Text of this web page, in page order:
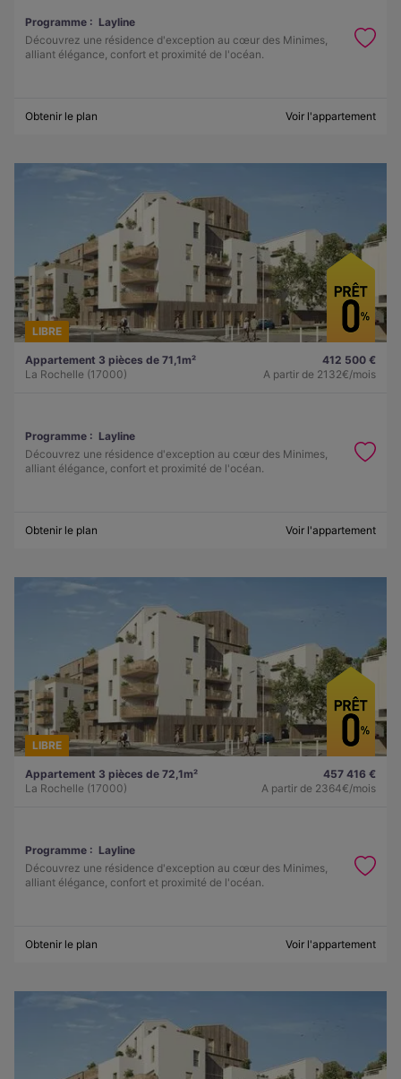
Programme : Layline
Découvrez une résidence d'exception au cœur des Minimes,
alliant élégance, confort et proximité de l'océan.
Obtenir le plan Voir l'appartement
LIBRE
Appartement 3 pièces de 71,1m²
La Rochelle (17000)
412 500 €
A partir de 2132€/mois
Programme : Layline
Découvrez une résidence d'exception au cœur des Minimes,
alliant élégance, confort et proximité de l'océan.
Obtenir le plan Voir l'appartement
LIBRE
Appartement 3 pièces de 72,1m²
La Rochelle (17000)
457 416 €
A partir de 2364€/mois
Programme : Layline
Découvrez une résidence d'exception au cœur des Minimes,
alliant élégance, confort et proximité de l'océan.
Obtenir le plan Voir l'appartement